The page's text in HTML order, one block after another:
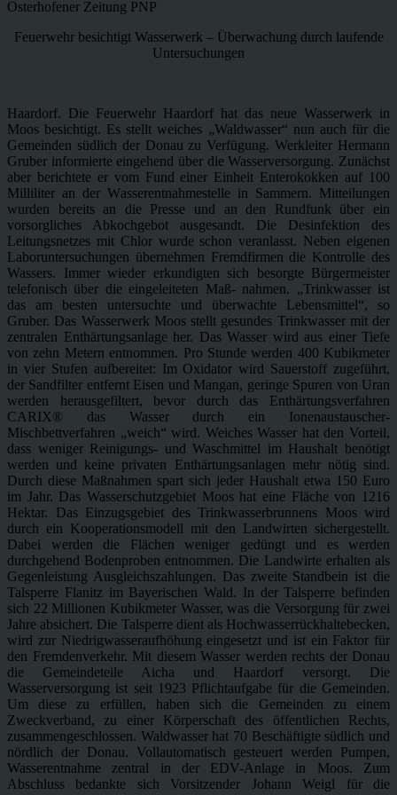
Osterhofener Zeitung PNP
Feuerwehr besichtigt Wasserwerk – Überwachung durch laufende
Untersuchungen
Haardorf. Die Feuerwehr Haardorf hat das neue Wasserwerk in
Moos besichtigt. Es stellt weiches „Waldwasser“ nun auch für die
Gemeinden südlich der Donau zu Verfügung. Werkleiter Hermann
Gruber informierte eingehend über die Wasserversorgung. Zunächst
aber berichtete er vom Fund einer Einheit Enterokokken auf 100
Milliliter an der Wasserentnahmestelle in Sammern. Mitteilungen
wurden bereits an die Presse und an den Rundfunk über ein
vorsorgliches Abkochgebot ausgesandt. Die Desinfektion des
Leitungsnetzes mit Chlor wurde schon veranlasst. Neben eigenen
Laboruntersuchungen übernehmen Fremdfirmen die Kontrolle des
Wassers. Immer wieder erkundigten sich besorgte Bürgermeister
telefonisch über die eingeleiteten Maß- nahmen. „Trinkwasser ist
das am besten untersuchte und überwachte Lebensmittel“, so
Gruber. Das Wasserwerk Moos stellt gesundes Trinkwasser mit der
zentralen Enthärtungsanlage her. Das Wasser wird aus einer Tiefe
von zehn Metern entnommen. Pro Stunde werden 400 Kubikmeter
in vier Stufen aufbereitet: Im Oxidator wird Sauerstoff zugeführt,
der Sandfilter entfernt Eisen und Mangan, geringe Spuren von Uran
werden herausgefiltert, bevor durch das Enthärtungsverfahren
CARIX® das Wasser durch ein Ionenaustauscher-
Mischbettverfahren „weich“ wird. Weiches Wasser hat den Vorteil,
dass weniger Reinigungs- und Waschmittel im Haushalt benötigt
werden und keine privaten Enthärtungsanlagen mehr nötig sind.
Durch diese Maßnahmen spart sich jeder Haushalt etwa 150 Euro
im Jahr. Das Wasserschutzgebiet Moos hat eine Fläche von 1216
Hektar. Das Einzugsgebiet des Trinkwasserbrunnens Moos wird
durch ein Kooperationsmodell mit den Landwirten sichergestellt.
Dabei werden die Flächen weniger gedüngt und es werden
durchgehend Bodenproben entnommen. Die Landwirte erhalten als
Gegenleistung Ausgleichszahlungen. Das zweite Standbein ist die
Talsperre Flanitz im Bayerischen Wald. In der Talsperre befinden
sich 22 Millionen Kubikmeter Wasser, was die Versorgung für zwei
Jahre absichert. Die Talsperre dient als Hochwasserrückhaltebecken,
wird zur Niedrigwasseraufhöhung eingesetzt und ist ein Faktor für
den Fremdenverkehr. Mit diesem Wasser werden rechts der Donau
die Gemeindeteile Aicha und Haardorf versorgt. Die
Wasserversorgung ist seit 1923 Pflichtaufgabe für die Gemeinden.
Um diese zu erfüllen, haben sich die Gemeinden zu einem
Zweckverband, zu einer Körperschaft des öffentlichen Rechts,
zusammengeschlossen. Waldwasser hat 70 Beschäftigte südlich und
nördlich der Donau. Vollautomatisch gesteuert werden Pumpen,
Wasserentnahme zentral in der EDV-Anlage in Moos. Zum
Abschluss bedankte sich Vorsitzender Johann Weigl für die